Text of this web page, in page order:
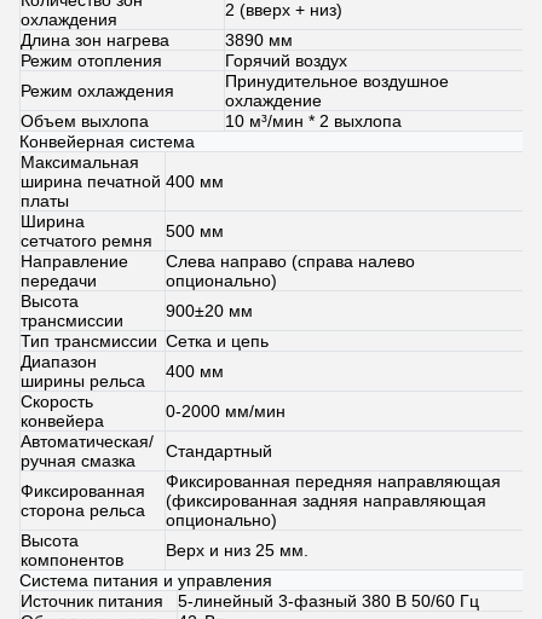
охлаждения
2 (вверх + низ)
Длина зон нагрева
3890 мм
Режим отопления
Горячий воздух
Режим охлаждения
Принудительное воздушное
охлаждение
Объем выхлопа
10 м³/мин * 2 выхлопа
Конвейерная система
Максимальная
ширина печатной
платы
400 мм
Ширина
сетчатого ремня
500 мм
Направление
передачи
Слева направо (справа налево
опционально)
Высота
трансмиссии
900±20 мм
Тип трансмиссии Сетка и цепь
Диапазон
ширины рельса
400 мм
Скорость
конвейера
0-2000 мм/мин
Автоматическая/
ручная смазка
Стандартный
Фиксированная
сторона рельса
Фиксированная передняя направляющая
(фиксированная задняя направляющая
опционально)
Высота
компонентов
Верх и низ 25 мм.
Система питания и управления
Источник питания
5-линейный 3-фазный 380 В 50/60 Гц